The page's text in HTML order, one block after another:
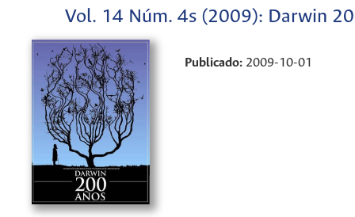
Vol. 14 Núm. 4s (2009): Darwin
Publicado: 2009-10-01